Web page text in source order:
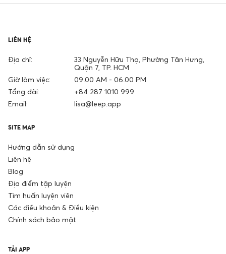
LIÊN HỆ
Địa chỉ:
33 Nguyễn Hữu Thọ, Phường Tân Hưng,
Quận 7, TP. HCM
Giờ làm việc:
09.00 AM - 06.00 PM
Tổng đài:
+84 287 1010 999
Email:
lisa@leep.app
SITE MAP
Hướng dẫn sử dụng
Liên hệ
Blog
Địa điểm tập luyện
Tìm huấn luyện viên
Các điều khoản & Điều kiện
Chính sách bảo mật
TẢI APP